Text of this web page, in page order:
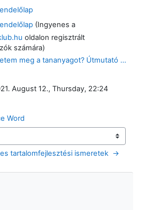
(Ingyenes a
oldalon regisztrált
számára)
meg a tananyagot? Útmutató ...
August 12., Thursday, 22:24
Word
tartalomfejlesztési ismeretek  →